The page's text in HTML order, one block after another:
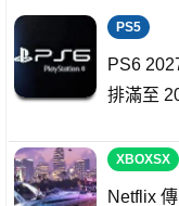
PS5
PS6
排滿至
XBOXSX
Netflix